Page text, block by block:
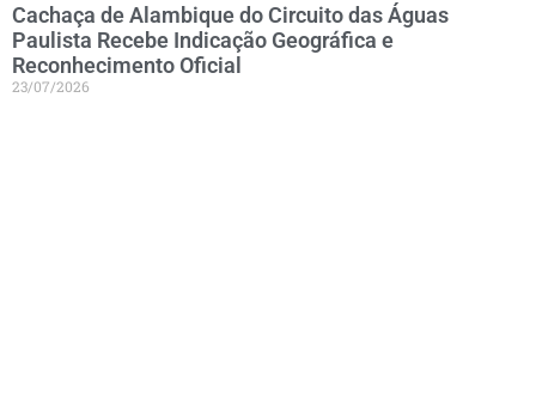
Cachaça de Alambique do Circuito das Águas
Paulista Recebe Indicação Geográfica e
Reconhecimento Oficial
23/07/2026